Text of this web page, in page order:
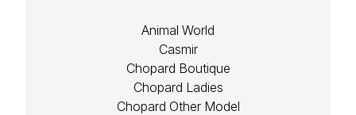
Animal World
Casmir
Chopard Boutique
Chopard Ladies
Chopard Other Model